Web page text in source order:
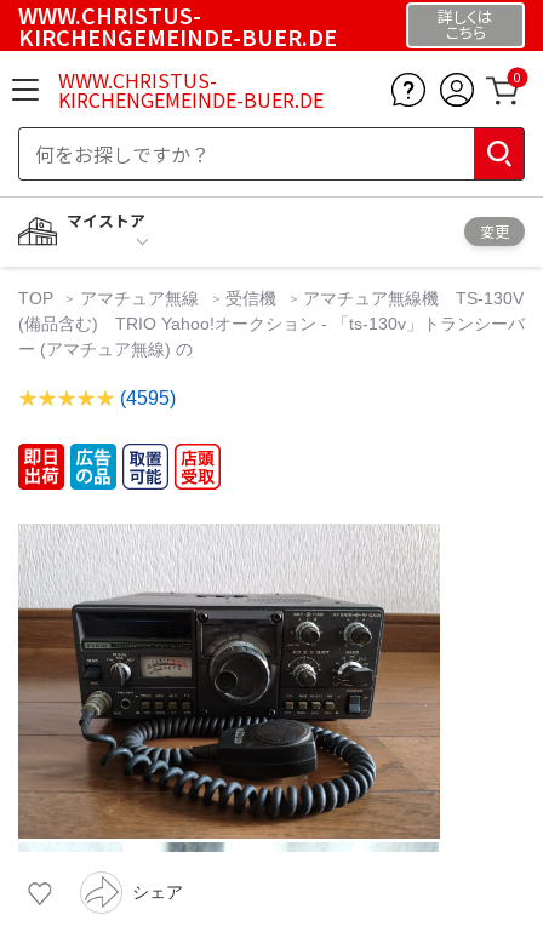
WWW.CHRISTUS-
KIRCHENGEMEINDE-BUER.DE
詳しくは
こちら
WWW.CHRISTUS-
KIRCHENGEMEINDE-BUER.DE
0
マイストア
変更
TOP アマチュア無線 受信機
アマチュア無線機 TS-130V
(備品含む) TRIO Yahoo!オークション - 「ts-130v」トランシーバ
ー (アマチュア無線) の
(4595)
シェア